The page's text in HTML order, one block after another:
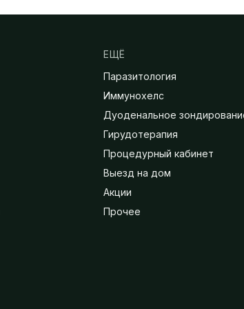
ЕЩЁ
Паразитология
Иммунохелс
Дуоденальное
Гирудотерапия
Процедурный кабинет
Выезд на дом
Акции
Прочее